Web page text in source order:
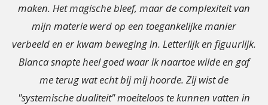
maken. Het magische bleef, maar de complexiteit van
mijn materie werd op een toegankelijke manier
verbeeld en er kwam beweging in. Letterlijk en figuurlijk.
Bianca snapte heel goed waar ik naartoe wilde en gaf
me terug wat echt bij mij hoorde. Zij wist de
"systemische dualiteit" moeiteloos te kunnen vatten in